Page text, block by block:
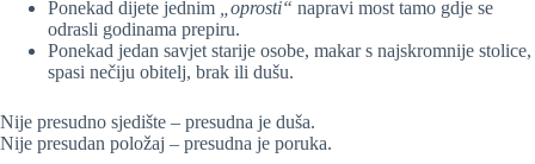
Ponekad dijete jednim
„oprosti“ napravi most tamo gdje se
odrasli godinama prepiru.
Ponekad jedan savjet starije osobe, makar s najskromnije stolice,
spasi nečiju obitelj, brak ili dušu.
Nije presudno sjedište – presudna je duša.
Nije presudan položaj – presudna je poruka.